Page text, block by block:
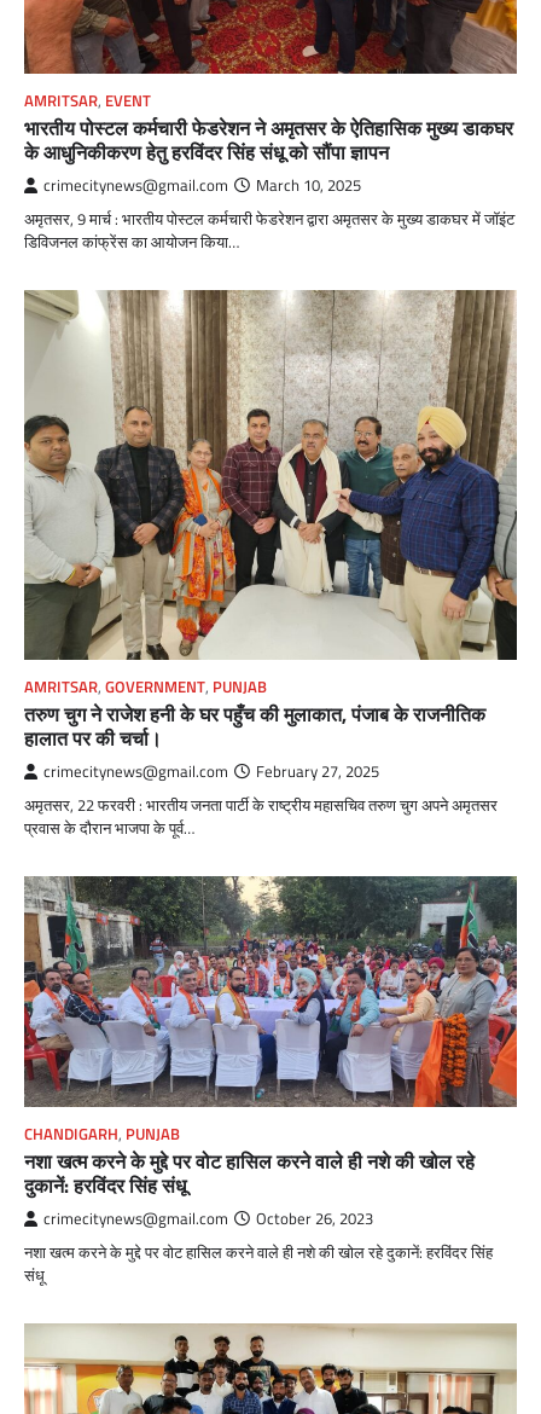
AMRITSAR, EVENT
भारतीय पोस्टल कर्मचारी फेडरेशन ने अमृतसर के ऐतिहासिक मुख्य डाकघर
के आधुनिकीकरण हेतु हरविंदर सिंह संधू को सौंपा ज्ञापन
crimecitynews@gmail.com March 10, 2025
अमृतसर, 9 मार्च : भारतीय पोस्टल कर्मचारी फेडरेशन द्वारा अमृतसर के मुख्य डाकघर में जॉइंट
डिविजनल कांफ्रेंस का आयोजन किया…
AMRITSAR, GOVERNMENT, PUNJAB
तरुण चुग ने राजेश हनी के घर पहुँच की मुलाकात, पंजाब के राजनीतिक
हालात पर की चर्चा।
crimecitynews@gmail.com February 27, 2025
अमृतसर, 22 फरवरी : भारतीय जनता पार्टी के राष्ट्रीय महासचिव तरुण चुग अपने अमृतसर
प्रवास के दौरान भाजपा के पूर्व…
CHANDIGARH, PUNJAB
नशा खत्म करने के मुद्दे पर वोट हासिल करने वाले ही नशे की खोल रहे
दुकानें: हरविंदर सिंह संधू
crimecitynews@gmail.com October 26, 2023
नशा खत्म करने के मुद्दे पर वोट हासिल करने वाले ही नशे की खोल रहे दुकानें: हरविंदर सिंह
संधू